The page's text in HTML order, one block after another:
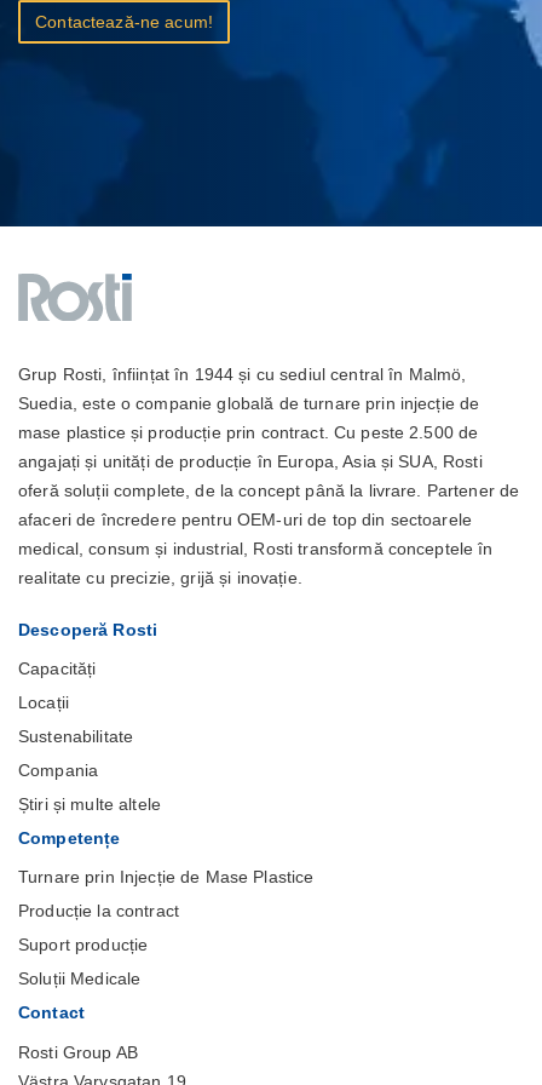
Contactează-ne acum!
Grup Rosti, înființat în 1944 și cu sediul central în Malmö,
Suedia, este o companie globală de turnare prin injecție de
mase plastice și producție prin contract. Cu peste 2.500 de
angajați și unități de producție în Europa, Asia și SUA, Rosti
oferă soluții complete, de la concept până la livrare. Partener de
afaceri de încredere pentru OEM-uri de top din sectoarele
medical, consum și industrial, Rosti transformă conceptele în
realitate cu precizie, grijă și inovație.
Descoperă Rosti
Capacități
Locații
Sustenabilitate
Compania
Știri și multe altele
Competențe
Turnare prin Injecție de Mase Plastice
Producție la contract
Suport producție
Soluții Medicale
Contact
Rosti Group AB